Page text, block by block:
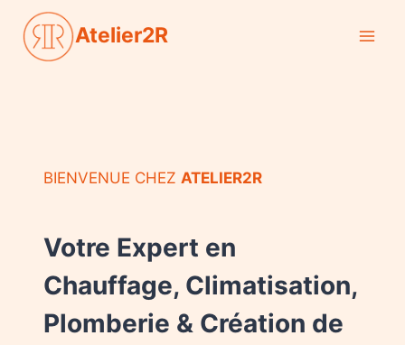
contenu
Atelier2R
BIENVENUE CHEZ ATELIER2R
Votre Expert en
Chauffage, Climatisation,
Plomberie & Création de